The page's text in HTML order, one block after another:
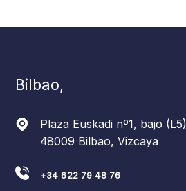
Bilbao,
Plaza Euskadi nº1, bajo (L5)
48009 Bilbao, Vizcaya
+34 622 79 48 76